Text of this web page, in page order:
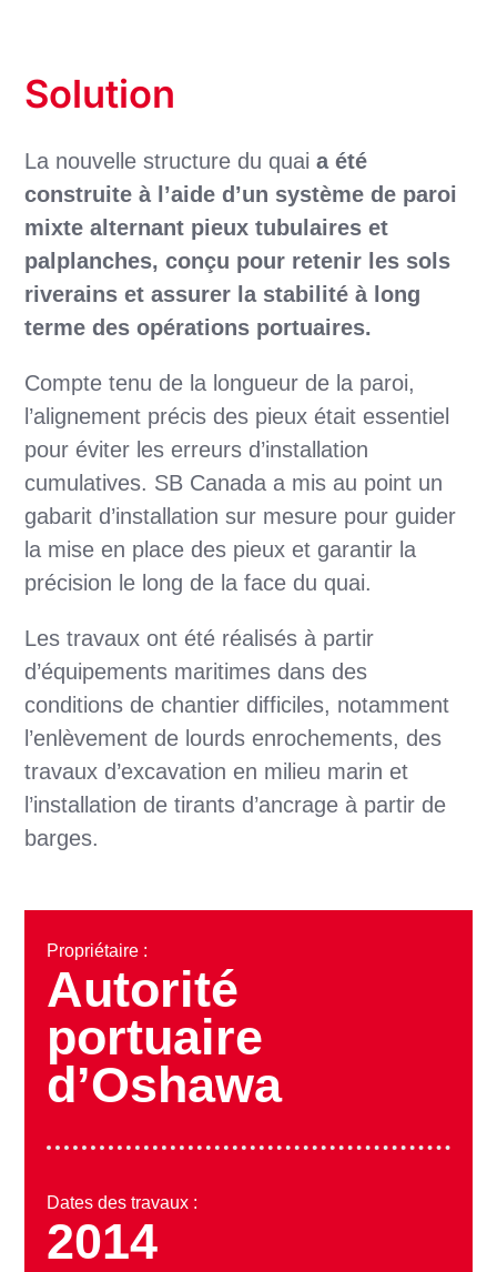
Solution
La nouvelle structure du quaia été
construite à l’aide d’un système de paroi
mixte alternant pieux tubulaires et
palplanches, conçu pour retenir les sols
riverains et assurer la stabilité à long
terme des opérations portuaires.
Compte tenu de la longueur de la paroi,
l’alignement précis des pieux était essentiel
pour éviter les erreurs d’installation
cumulatives. SB Canada a mis au point un
gabarit d’installation sur mesure pour guider
la mise en place des pieux et garantir la
précision le long de la face du quai.
Les travaux ont été réalisés à partir
d’équipements maritimes dans des
conditions de chantier difficiles, notamment
l’enlèvement de lourds enrochements, des
travaux d’excavation en milieu marin et
l’installation de tirants d’ancrage à partir de
barges.
Propriétaire :
Autorité
portuaire
d’Oshawa
Dates des travaux :
2014